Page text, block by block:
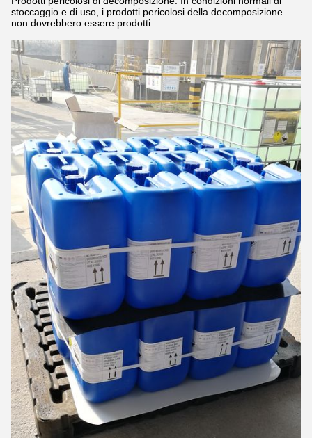
stoccaggio e di uso, i prodotti pericolosi della decomposizione
non dovrebbero essere prodotti.